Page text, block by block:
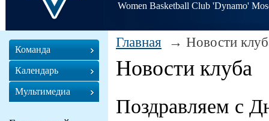
Women Basketball Club 'Dynamo'
Главная Новости
Новости клуба
Поздравляем с
Команда
Календарь
Мультимедиа